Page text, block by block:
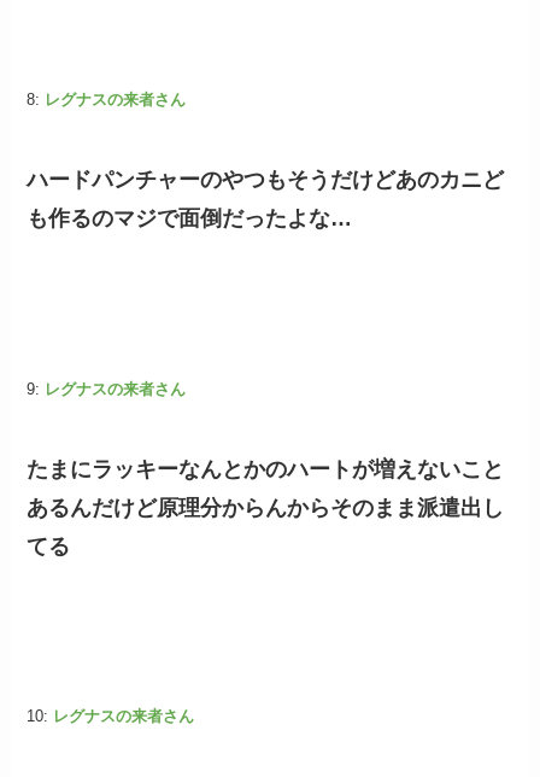
8: レグナスの来者さん
ハードパンチャーのやつもそうだけどあのカニど
も作るのマジで面倒だったよな…
9: レグナスの来者さん
たまにラッキーなんとかのハートが増えないこと
あるんだけど原理分からんからそのまま派遣出し
てる
10: レグナスの来者さん